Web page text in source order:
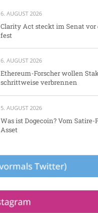
6. AUGUST 2026
Clarity Act steckt im Senat vor
fest
6. AUGUST 2026
Ethereum-Forscher wollen
schrittweise verbrennen
5. AUGUST 2026
Was ist Dogecoin? Vom
Asset